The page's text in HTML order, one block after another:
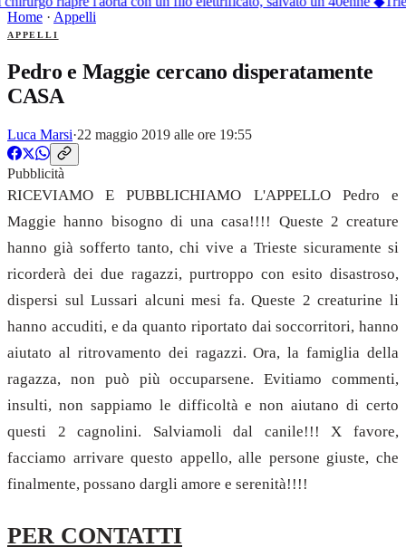
Home · Appelli
APPELLI
Pedro e Maggie cercano disperatamente
CASA
Luca Marsi·22 maggio 2019 alle ore 19:55
Pubblicità
RICEVIAMO E PUBBLICHIAMO L'APPELLO Pedro e
Maggie hanno bisogno di una casa!!!! Queste 2 creature
hanno già sofferto tanto, chi vive a Trieste sicuramente si
ricorderà dei due ragazzi, purtroppo con esito disastroso,
dispersi sul Lussari alcuni mesi fa. Queste 2 creaturine li
hanno accuditi, e da quanto riportato dai soccorritori, hanno
aiutato al ritrovamento dei ragazzi. Ora, la famiglia della
ragazza, non può più occuparsene. Evitiamo commenti,
insulti, non sappiamo le difficoltà e non aiutano di certo
questi 2 cagnolini. Salviamoli dal canile!!! X favore,
facciamo arrivare questo appello, alle persone giuste, che
finalmente, possano dargli amore e serenità!!!!
PER CONTATTI